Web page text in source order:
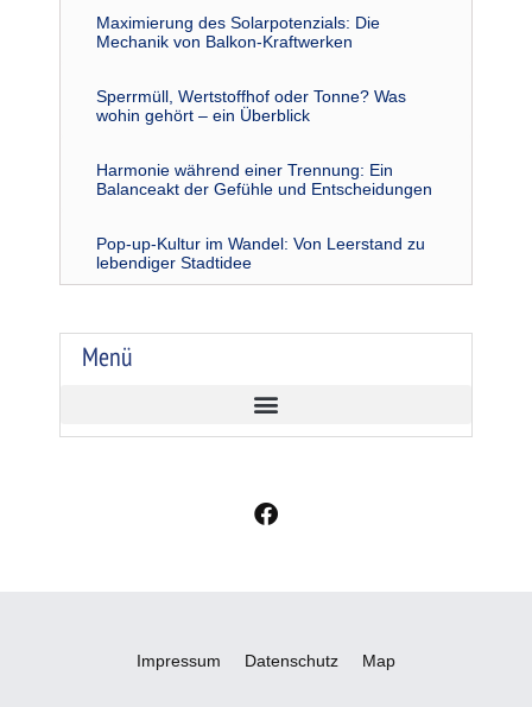
Maximierung des Solarpotenzials: Die
Mechanik von Balkon-Kraftwerken
Sperrmüll, Wertstoffhof oder Tonne? Was
wohin gehört – ein Überblick
Harmonie während einer Trennung: Ein
Balanceakt der Gefühle und Entscheidungen
Pop-up-Kultur im Wandel: Von Leerstand zu
lebendiger Stadtidee
Menü
F
a
o
k
Impressum Datenschutz Map